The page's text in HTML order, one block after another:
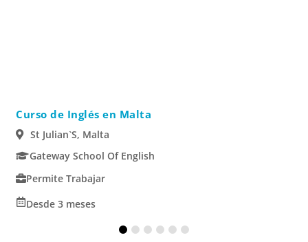
Curso de Inglés en Malta
St Julian`s, Malta
Gateway School Of English
Permite Trabajar
Desde 3 meses